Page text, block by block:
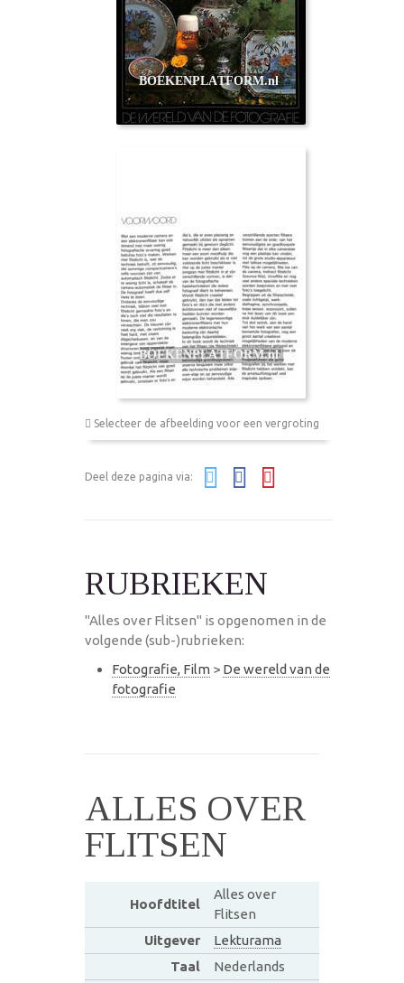
Selecteer de afbeelding voor een vergroting
Deel deze pagina via:
RUBRIEKEN
"Alles over Flitsen" is opgenomen in de
volgende (sub-)rubrieken:
Fotografie, Film > De wereld van de
fotografie
ALLES OVER
FLITSEN
Hoofdtitel
Alles over
Flitsen
Uitgever
Lekturama
Taal
Nederlands